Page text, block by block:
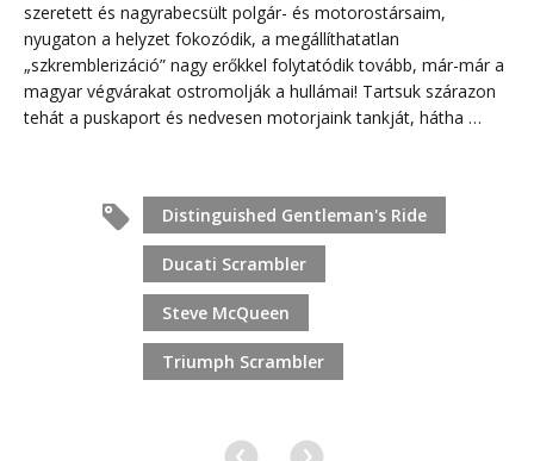
szeretett és nagyrabecsült polgár- és motorostársaim,
nyugaton a helyzet fokozódik, a megállíthatatlan
„szkremblerizáció” nagy erőkkel folytatódik tovább, már-már a
magyar végvárakat ostromolják a hullámai! Tartsuk szárazon
tehát a puskaport és nedvesen motorjaink tankját, hátha …
Distinguished Gentleman's Ride
Ducati Scrambler
Steve McQueen
Triumph Scrambler